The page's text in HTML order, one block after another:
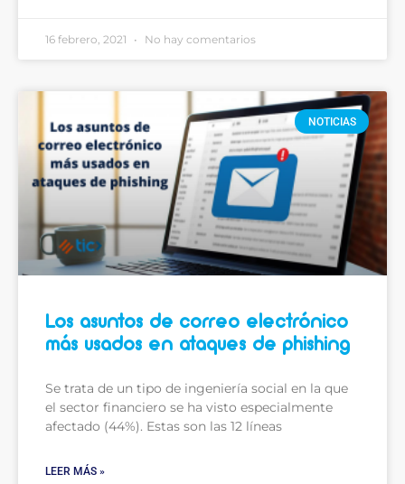
16 febrero, 2021 No hay comentarios
NOTICIAS
Los asuntos de correo electrónico
más usados en ataques de phishing
Se trata de un tipo de ingeniería social en la que
el sector financiero se ha visto especialmente
afectado (44%). Estas son las 12 líneas
LEER MÁS »